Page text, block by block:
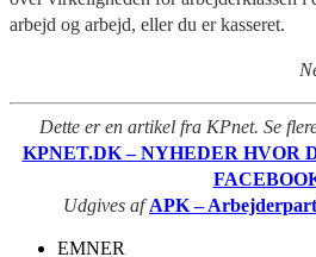
arbejd og arbejd, eller du er kasseret.
Dette er en artikel fra KPnet. Se
KPNET.DK – NYHEDER HVOR
Udgives afAPK –
EMNER